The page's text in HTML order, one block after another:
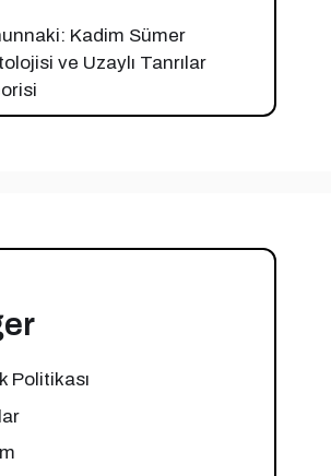
Kadim Sümer
ve Uzaylı Tanrılar
Politikası